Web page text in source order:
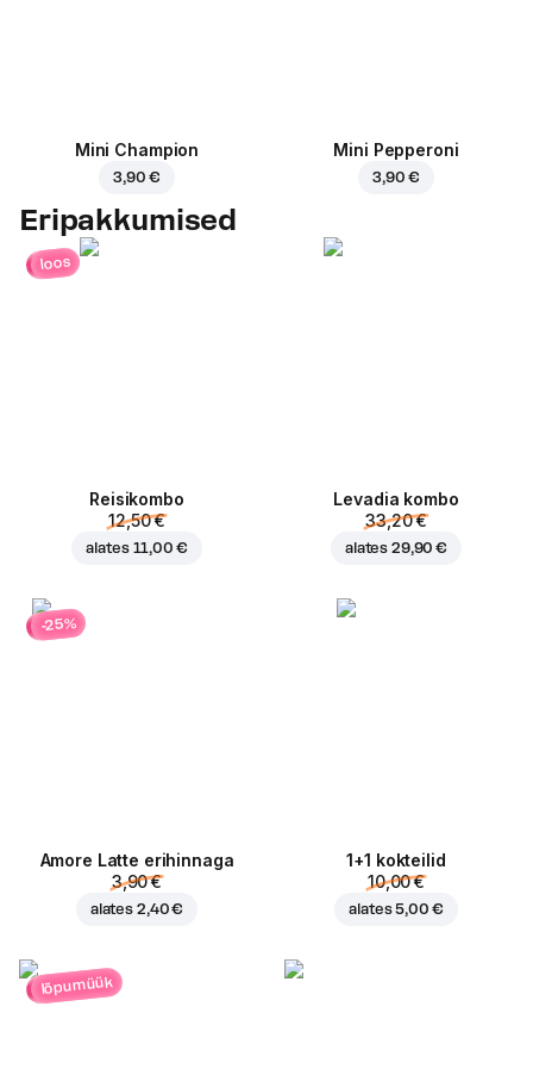
Mini Champion
3,90 €
Mini Pepperoni
3,90 €
Eripakkumised
loos
Reisikombo
12,50 €
alates 11,00 €
Levadia kombo
33,20 €
alates 29,90 €
-25%
Amore Latte erihinnaga
3,90 €
alates 2,40 €
1+1 kokteilid
10,00 €
alates5,00 €
lõpumüük